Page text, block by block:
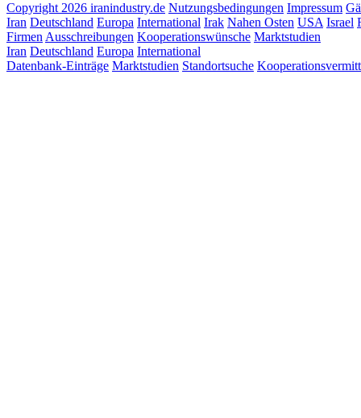
Copyright 2026 iranindustry.de Nutzungsbedingungen Impressum
Iran Deutschland Europa International Irak Nahen Osten USA Israel
Firmen Ausschreibungen Kooperationswünsche Marktstudien
Iran Deutschland Europa International
Datenbank-Einträge Marktstudien Standortsuche